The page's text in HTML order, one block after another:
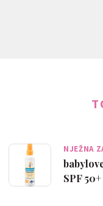
NJEŽNA
SPF 50+